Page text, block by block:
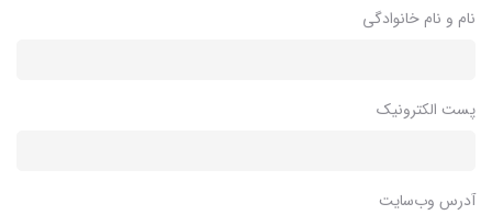
نام و نام خانوادگی
پست الکترونیک
آدرس وب‌سایت